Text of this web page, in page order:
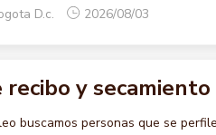
D.c. 2026/08/03
y
buscamos personas que se